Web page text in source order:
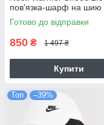
пов'язка-шарф на шию
(N.100.0656.010.OS)
Готово до відправки
850 ₴ 1 497 ₴
Купити
Топ –39%